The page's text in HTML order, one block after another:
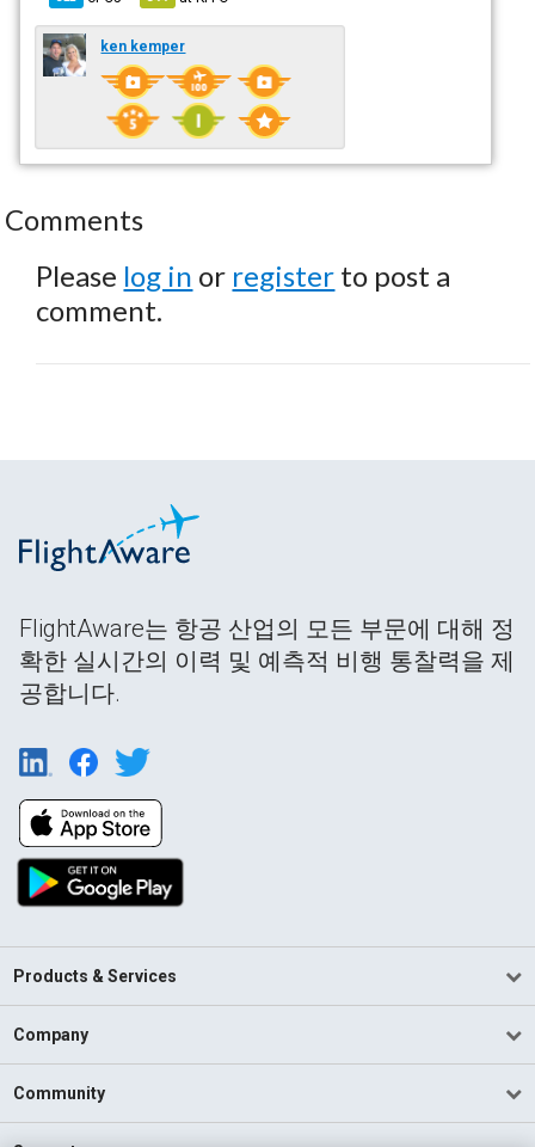
ken kemper
Comments
Please log in or register to post a
comment.
FlightAware는 항공 산업의 모든 부문에 대해 정
확한 실시간의 이력 및 예측적 비행 통찰력을 제
공합니다.
Products & Services
Company
Community